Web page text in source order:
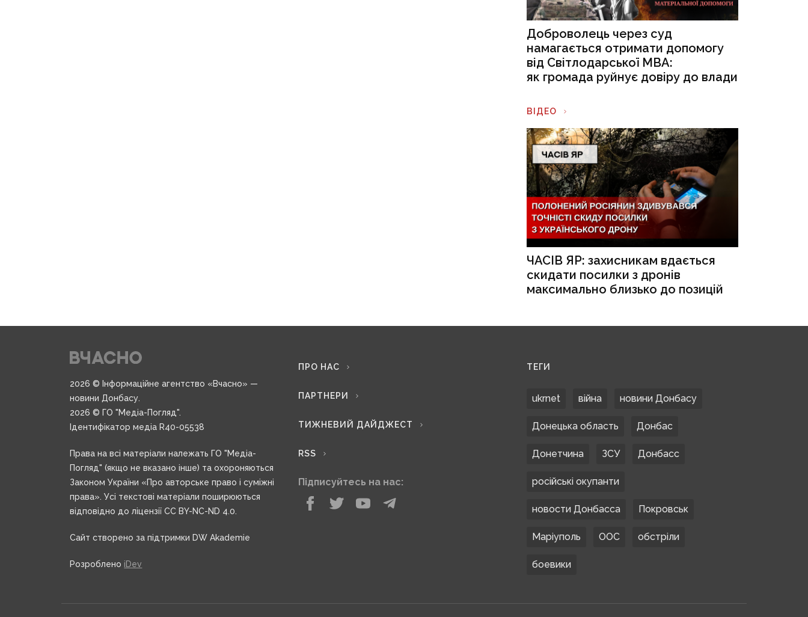
Доброволець через суд
намагається отримати допомогу
від Світлодарської МВА:
як громада руйнує довіру до влади
ВІДЕО
ЧАСІВ ЯР: захисникам вдається
скидати посилки з дронів
максимально близько до позицій
2026 © Інформаційне агентство «Вчасно» —
новини Донбасу.
2026 © ГО "Медіа-Погляд".
Ідентифікатор медіа R40-05538
Права на всі матеріали належать ГО "Медіа-
Погляд" (якщо не вказано інше) та охороняються
Законом України «Про авторське право і суміжні
права». Усі текстові матеріали поширюються
відповідно до ліцензії CC BY-NC-ND 4.0.
Сайт створено за підтримки DW Akademie
Розроблено iDev
ПРО НАС
ПАРТНЕРИ
ТИЖНЕВИЙ ДАЙДЖЕСТ
RSS
Підписуйтесь на нас:
ТЕГИ
ukrnet війна новини Донбасу
Донецька область Донбас
Донетчина ЗСУ Донбасс
російські окупанти
новости Донбасса Покровськ
Маріуполь ООС обстріли
боевики